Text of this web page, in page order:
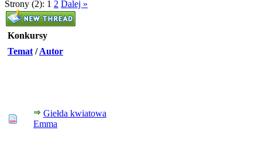
Strony (2): 1 2 Dalej »
Konkursy
Temat /Autor
Giełda kwiatowa
Emma